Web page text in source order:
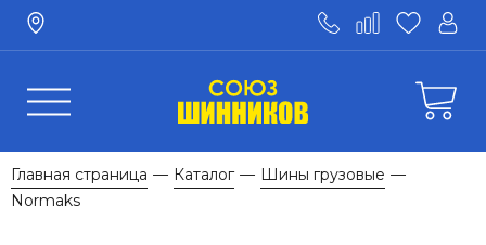
Главная страница — Каталог — Шины грузовые —
Normaks